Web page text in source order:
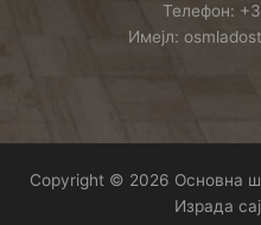
Телефон:
Имејл:
Copyright © 2026 Основна
Израда